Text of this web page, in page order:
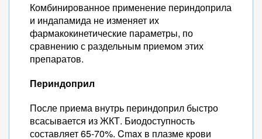
Комбинированное применение периндоприла
и индапамида не изменяет их
фармакокинетические параметры, по
сравнению с раздельным приемом этих
препаратов.
Периндоприл
После приема внутрь периндоприл быстро
всасывается из ЖКТ. Биодоступность
составляет 65-70%. Cmax в плазме крови